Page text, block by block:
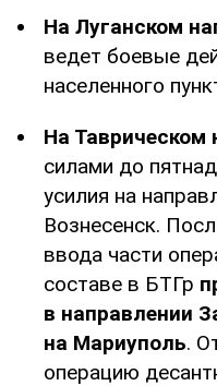
На Луганском
ведет боевые
населенного
На Таврическом
силами до
усилия на
Вознесенск.
ввода части
составе в БТГр
в направлении
на Мариуполь.
операцию